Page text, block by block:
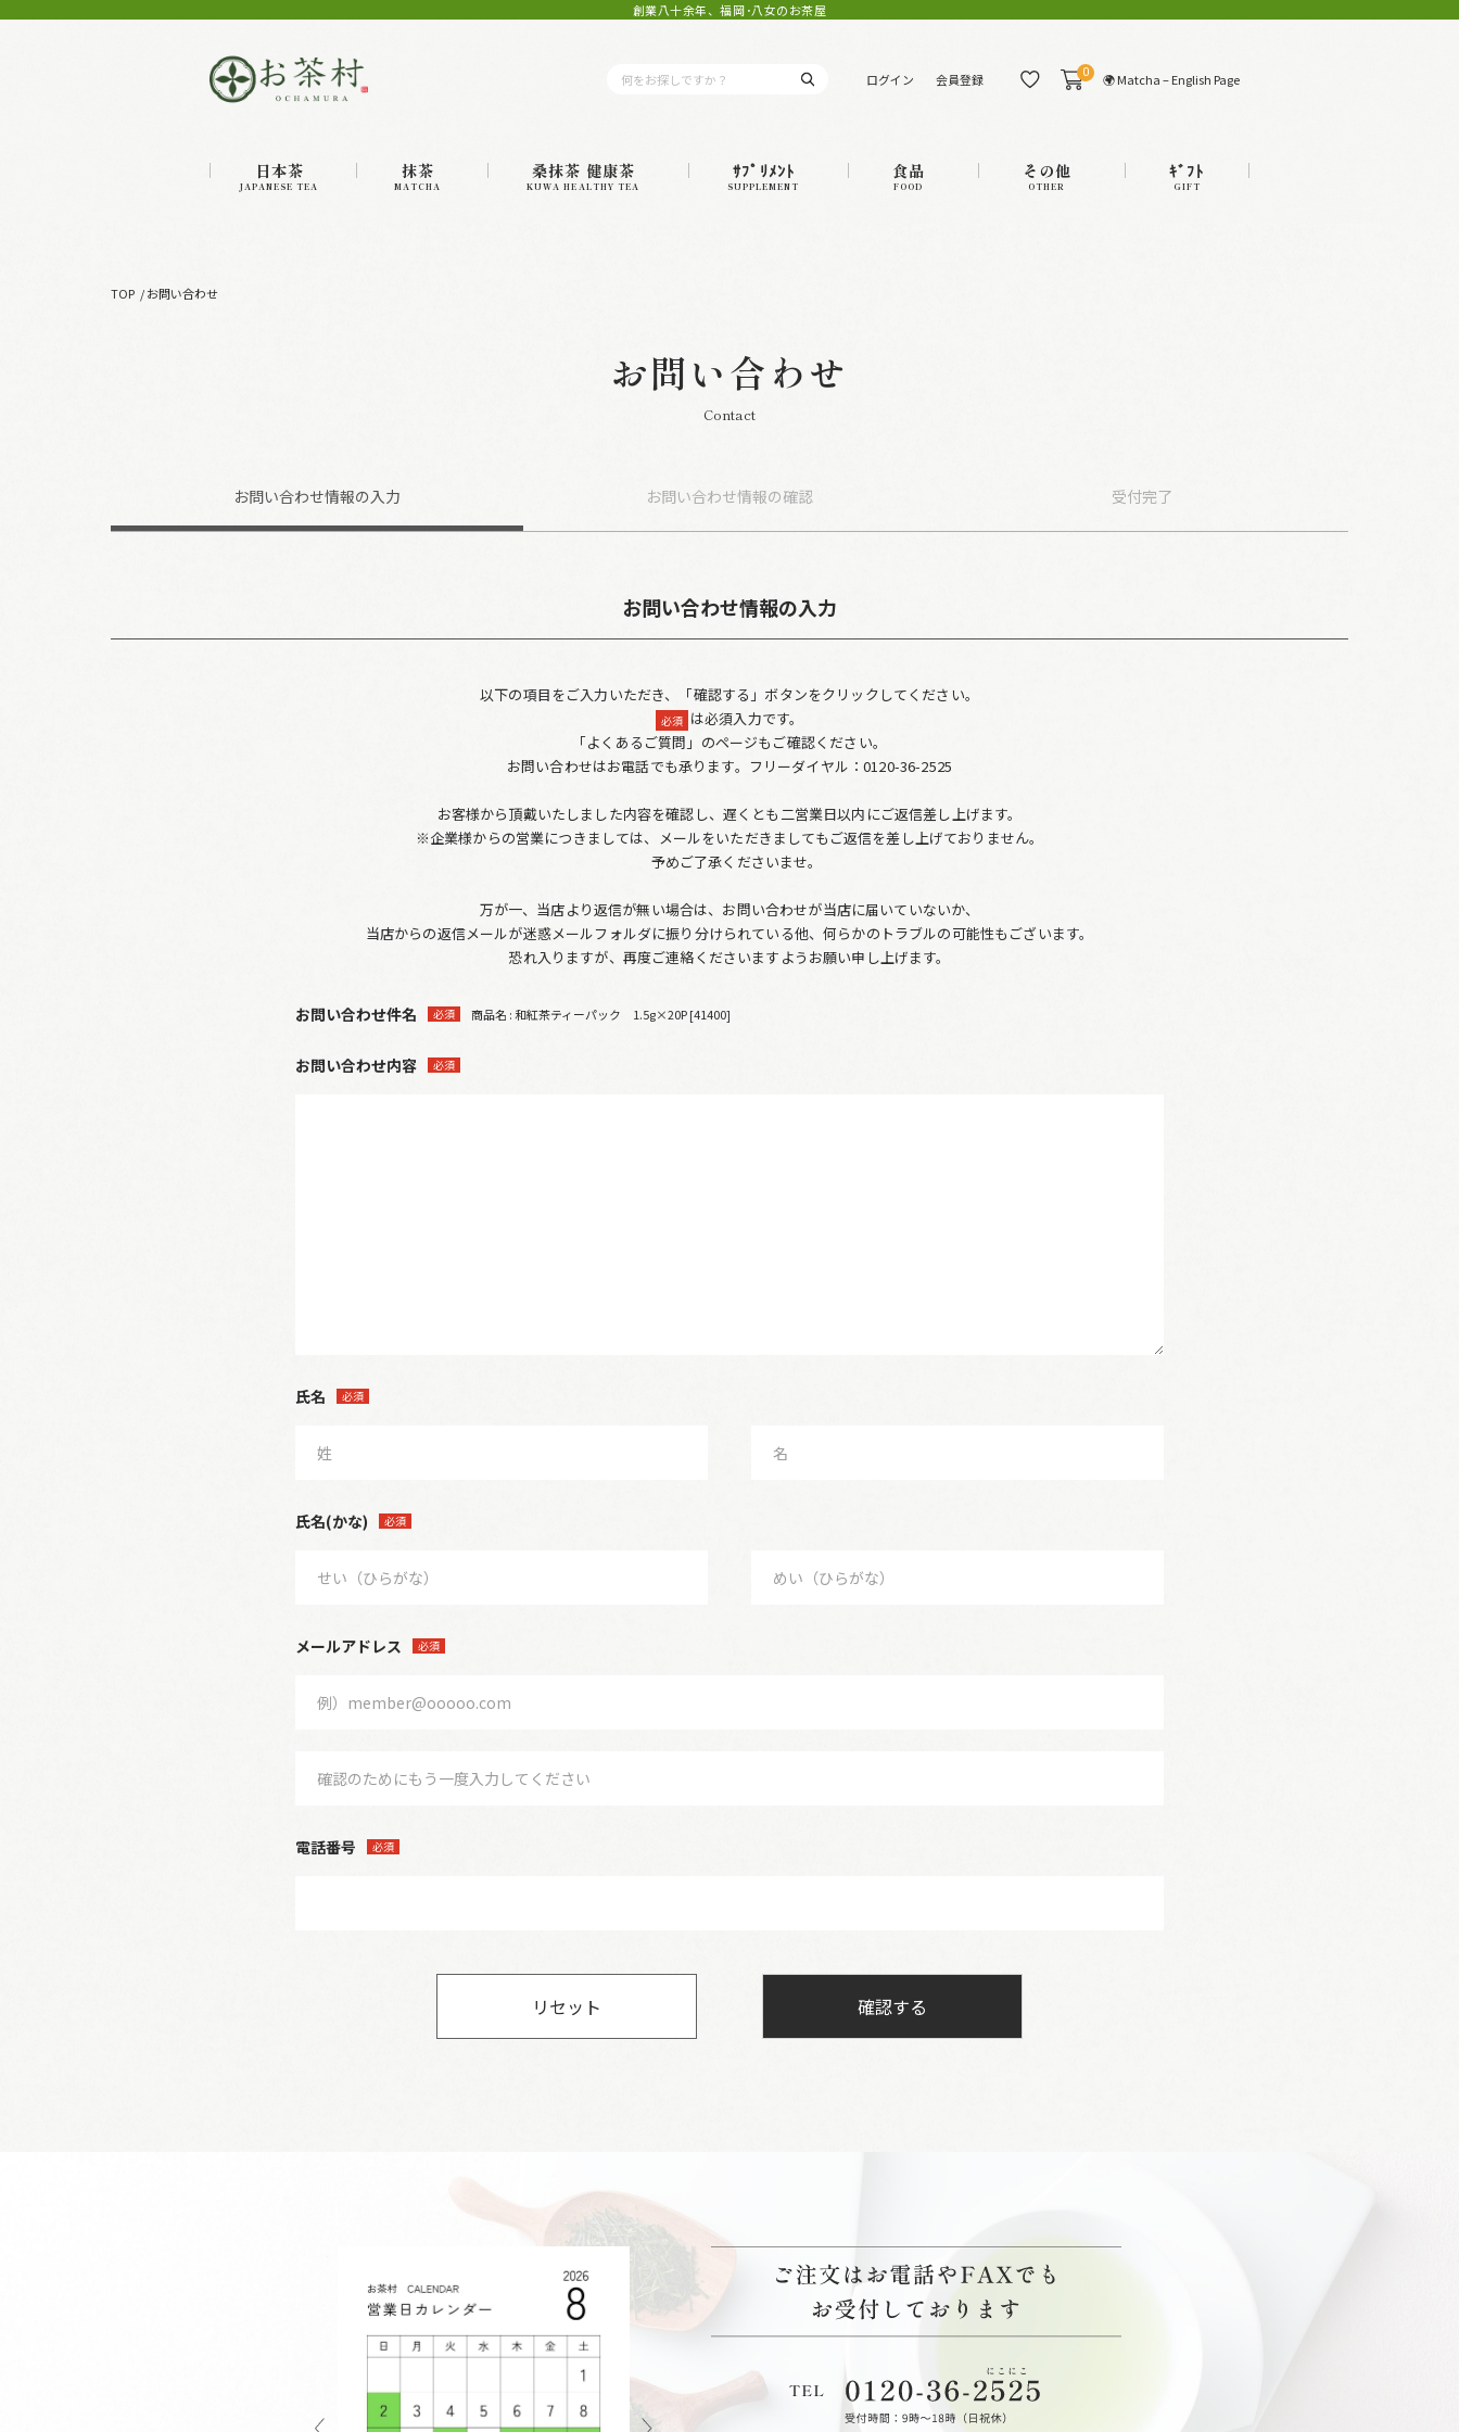
創業八十余年、福岡･八女のお茶屋
ログイン 会員登録 0 🌍 Matcha – English Page
日本茶
JAPANESE TEA
抹茶
MATCHA
桑抹茶 健康茶
KUWA HEALTHY TEA
ｻﾌﾟﾘﾒﾝﾄ
SUPPLEMENT
食品
FOOD
その他
OTHER
ｷﾞﾌﾄ
GIFT
TOP お問い合わせ
お問い合わせ
Contact
お問い合わせ情報の入力 お問い合わせ情報の確認 受付完了
お問い合わせ情報の入力
以下の項目をご入力いただき、「確認する」ボタンをクリックしてください。
必須 は必須入力です。
「よくあるご質問」のページもご確認ください。
お問い合わせはお電話でも承ります。フリーダイヤル：0120-36-2525
お客様から頂戴いたしました内容を確認し、遅くとも二営業日以内にご返信差し上げます。
※企業様からの営業につきましては、メールをいただきましてもご返信を差し上げておりません。
予めご了承くださいませ。
万が一、当店より返信が無い場合は、お問い合わせが当店に届いていないか、
当店からの返信メールが迷惑メールフォルダに振り分けられている他、何らかのトラブルの可能性もございます。
恐れ入りますが、再度ご連絡くださいますようお願い申し上げます。
お問い合わせ件名 必須 商品名 : 和紅茶ティーパック 1.5g×20P [41400]
お問い合わせ内容 必須
氏名 必須
氏名(かな) 必須
メールアドレス 必須
電話番号 必須
リセット 確認する